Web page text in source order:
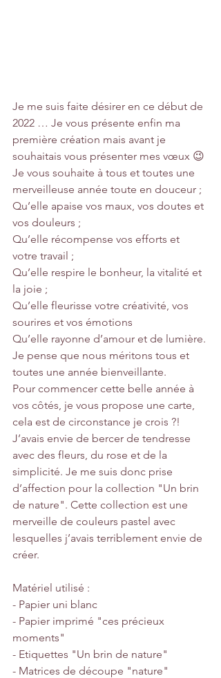
Je me suis faite désirer en ce début de
2022 … Je vous présente enfin ma
première création mais avant je
souhaitais vous présenter mes vœux 😉
Je vous souhaite à tous et toutes une
merveilleuse année toute en douceur ;
Qu’elle apaise vos maux, vos doutes et
vos douleurs ;
Qu’elle récompense vos efforts et
votre travail ;
Qu’elle respire le bonheur, la vitalité et
la joie ;
Qu’elle fleurisse votre créativité, vos
sourires et vos émotions
Qu’elle rayonne d’amour et de lumière.
Je pense que nous méritons tous et
toutes une année bienveillante.
Pour commencer cette belle année à
vos côtés, je vous propose une carte,
cela est de circonstance je crois ?!
J’avais envie de bercer de tendresse
avec des fleurs, du rose et de la
simplicité. Je me suis donc prise
d’affection pour la collection "Un brin
de nature". Cette collection est une
merveille de couleurs pastel avec
lesquelles j’avais terriblement envie de
créer.
Matériel utilisé :
- Papier uni blanc
- Papier imprimé "ces précieux
moments"
- Etiquettes "Un brin de nature"
- Matrices de découpe "nature"